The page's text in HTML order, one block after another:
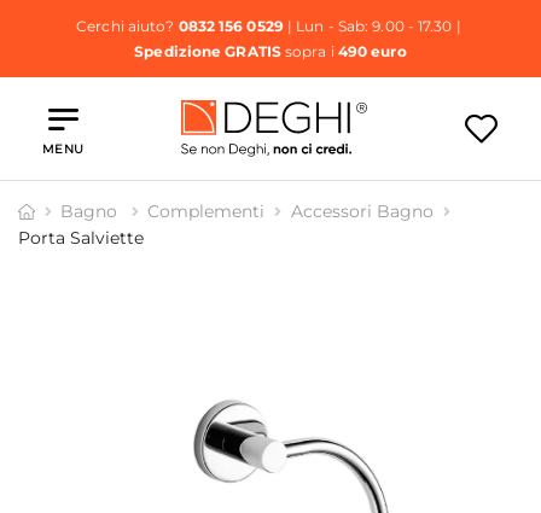
Cerchi aiuto? 0832 156 0529| Lun - Sab: 9.00 - 17.30 |
Spedizione GRATISsopra i 490 euro
MENU
Bagno Complementi
Accessori Bagno
Porta Salviette